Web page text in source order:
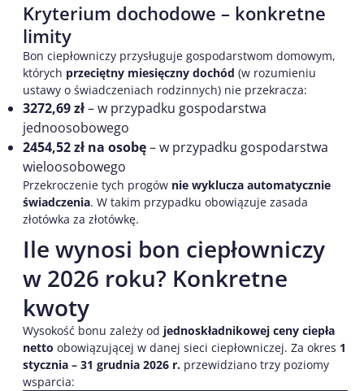
Kryterium dochodowe – konkretne
limity
Bon ciepłowniczy przysługuje gospodarstwom domowym,
których przeciętny miesięczny dochód (w rozumieniu
ustawy o świadczeniach rodzinnych) nie przekracza:
3272,69 zł– w przypadku gospodarstwa
jednoosobowego
2454,52 zł na osobę– w przypadku gospodarstwa
wieloosobowego
Przekroczenie tych progów nie wyklucza automatycznie
świadczenia. W takim przypadku obowiązuje zasada
złotówka za złotówkę.
Ile wynosi bon ciepłowniczy
w 2026 roku? Konkretne
kwoty
Wysokość bonu zależy od jednoskładnikowej ceny ciepła
netto obowiązującej w danej sieci ciepłowniczej. Za okres 1
stycznia – 31 grudnia 2026 r. przewidziano trzy poziomy
wsparcia: